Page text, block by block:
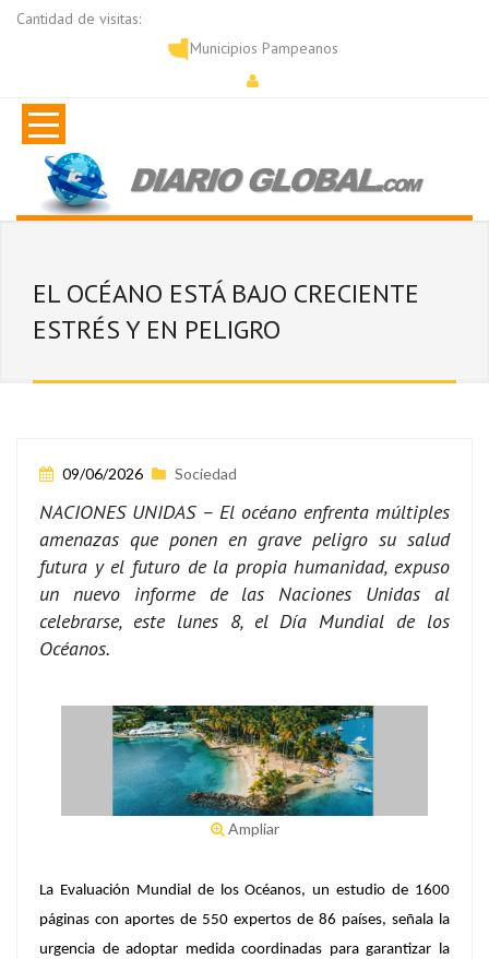
Cantidad de visitas:
Municipios Pampeanos
EL OCÉANO ESTÁ BAJO CRECIENTE
ESTRÉS Y EN PELIGRO
09/06/2026 Sociedad
NACIONES UNIDAS – El océano enfrenta múltiples
amenazas que ponen en grave peligro su salud
futura y el futuro de la propia humanidad, expuso
un nuevo informe de las Naciones Unidas al
celebrarse, este lunes 8, el Día Mundial de los
Océanos.
Ampliar
La Evaluación Mundial de los Océanos, un estudio de 1600
páginas con aportes de 550 expertos de 86 países, señala la
urgencia de adoptar medida coordinadas para garantizar la